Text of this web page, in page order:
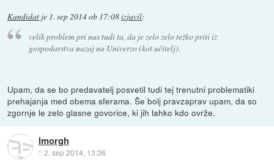
Kandidat je 1. sep 2014 ob 17:08izjavil:
velik problem pri nas tudi ta, da je zelo zelo težko priti iz
gospodarstva nazaj na Univerzo (kot učitelj).
Upam, da se bo predavatelj posvetil tudi tej trenutni problematiki
prehajanja med obema sferama. Še bolj pravzaprav upam, da so
zgornje le zelo glasne govorice, ki jih lahko kdo ovrže.
lmorgh
::2. sep 2014, 13:36